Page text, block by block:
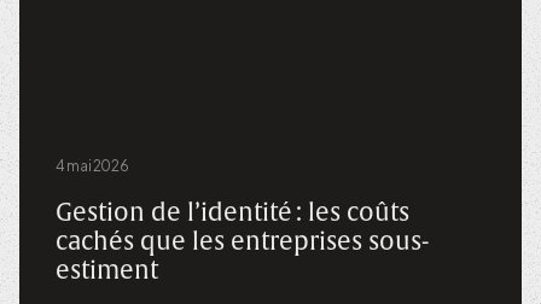
4 mai 2026
Gestion de l’identité : les coûts
cachés que les entreprises sous-
estiment